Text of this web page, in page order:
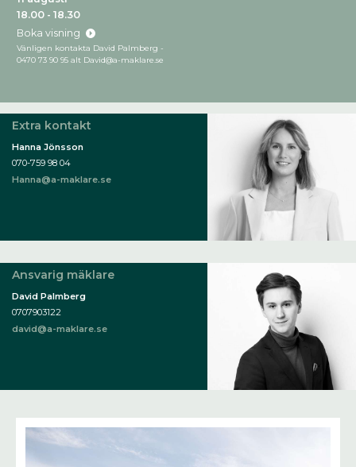
18.00 - 18.30
Boka visning
Vänligen kontakta David Palmberg -
0470 73 90 95 alt David@a-maklare.se
Extra kontakt
Hanna Jönsson
070-759 98 04
Hanna@a-maklare.se
Ansvarig mäklare
David Palmberg
0707903122
david@a-maklare.se